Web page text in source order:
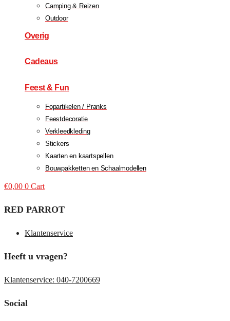
Camping & Reizen
Outdoor
Overig
Cadeaus
Feest & Fun
Fopartikelen / Pranks
Feestdecoratie
Verkleedkleding
Stickers
Kaarten en kaartspellen
Bouwpakketten en Schaalmodellen
€0,00 0 Cart
RED PARROT
Klantenservice
Heeft u vragen?
Klantenservice: 040-7200669
Social